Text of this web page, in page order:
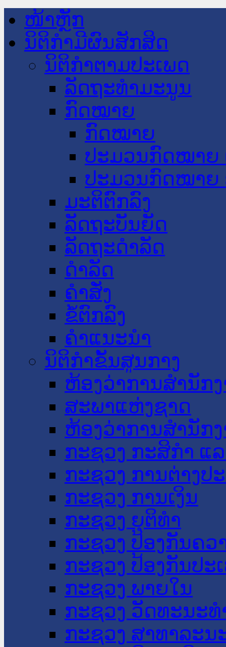
ໜ້າຫຼັກ
ນິຕິກໍາມີຜົນສັກສິດ
ນິຕິກໍາຕາມປະເພດ
ລັດຖະທໍາມະນູນ
ກົດໝາຍ
ກົດໝາຍ
ປະມວນກົດໝາຍ
ປະມວນກົດໝາຍ
ມະຕິຕົກລົງ
ລັດຖະບັນຍັດ
ລັດຖະດໍາລັດ
ດໍາລັດ
ຄໍາສັ່ງ
ຂໍ້ຕົກລົງ
ຄໍາແນະນໍາ
ນິຕິກໍາຂັ້ນສູນກາງ
ຫ້ອງວ່າການສໍານັກ
ສະພາແຫ່ງຊາດ
ຫ້ອງວ່າການສຳນັກ
ກະຊວງ ກະສິກຳ ແ
ກະຊວງ ການຕ່າງປ
ກະຊວງ ການເງິນ
ກະຊວງ ຍຸຕິທໍາ
ກະຊວງ ປ້ອງກັນຄວ
ກະຊວງ ປ້ອງກັນປະ
ກະຊວງ ພາຍໃນ
ກະຊວງ ວັດທະນະ
ກະຊວງ ສາທາລະນ